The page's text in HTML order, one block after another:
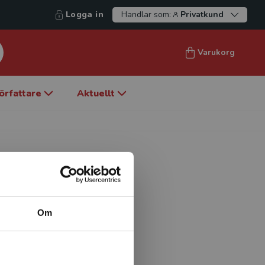
Om
Logga in Handlar som: Privatkund
Varukorg
Aktuellt